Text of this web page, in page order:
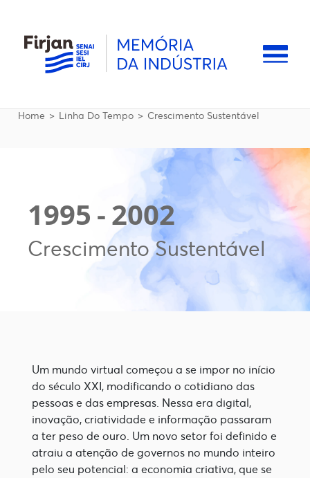
Trilha de navegação
Home Linha Do Tempo Crescimento Sustentável
1995 -2002
Crescimento Sustentável
Um mundo virtual começou a se impor no início
do século XXI, modificando o cotidiano das
pessoas e das empresas. Nessa era digital,
inovação, criatividade e informação passaram
a ter peso de ouro. Um novo setor foi definido e
atraiu a atenção de governos no mundo inteiro
pelo seu potencial: a economia criativa, que se